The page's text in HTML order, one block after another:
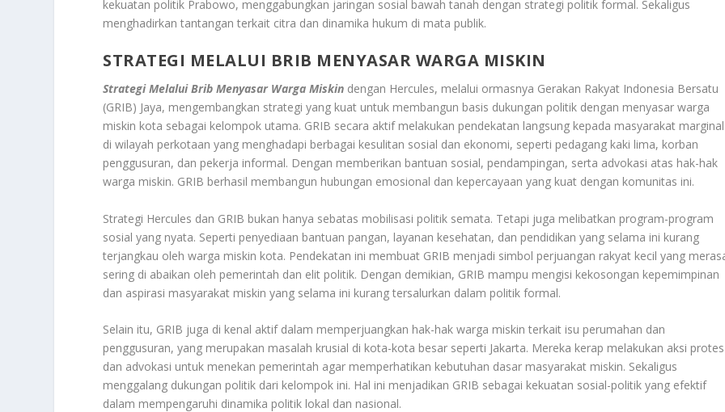
kekuatan politik Prabowo, menggabungkan jaringan sosial bawah tanah dengan strategi politik formal. Sekaligus
menghadirkan tantangan terkait citra dan dinamika hukum di mata publik.
STRATEGI MELALUI BRIB MENYASAR WARGA MISKIN
Strategi Melalui Brib Menyasar Warga Miskin dengan Hercules, melalui ormasnya Gerakan Rakyat Indonesia Bersatu
(GRIB) Jaya, mengembangkan strategi yang kuat untuk membangun basis dukungan politik dengan menyasar warga
miskin kota sebagai kelompok utama. GRIB secara aktif melakukan pendekatan langsung kepada masyarakat marginal
di wilayah perkotaan yang menghadapi berbagai kesulitan sosial dan ekonomi, seperti pedagang kaki lima, korban
penggusuran, dan pekerja informal. Dengan memberikan bantuan sosial, pendampingan, serta advokasi atas hak-hak
warga miskin. GRIB berhasil membangun hubungan emosional dan kepercayaan yang kuat dengan komunitas ini.
Strategi Hercules dan GRIB bukan hanya sebatas mobilisasi politik semata. Tetapi juga melibatkan program-program
sosial yang nyata. Seperti penyediaan bantuan pangan, layanan kesehatan, dan pendidikan yang selama ini kurang
terjangkau oleh warga miskin kota. Pendekatan ini membuat GRIB menjadi simbol perjuangan rakyat kecil yang
sering di abaikan oleh pemerintah dan elit politik. Dengan demikian, GRIB mampu mengisi kekosongan kepemimpinan
dan aspirasi masyarakat miskin yang selama ini kurang tersalurkan dalam politik formal.
Selain itu, GRIB juga di kenal aktif dalam memperjuangkan hak-hak warga miskin terkait isu perumahan dan
penggusuran, yang merupakan masalah krusial di kota-kota besar seperti Jakarta. Mereka kerap melakukan aksi protes
dan advokasi untuk menekan pemerintah agar memperhatikan kebutuhan dasar masyarakat miskin. Sekaligus
menggalang dukungan politik dari kelompok ini. Hal ini menjadikan GRIB sebagai kekuatan sosial-politik yang efektif
dalam mempengaruhi dinamika politik lokal dan nasional.